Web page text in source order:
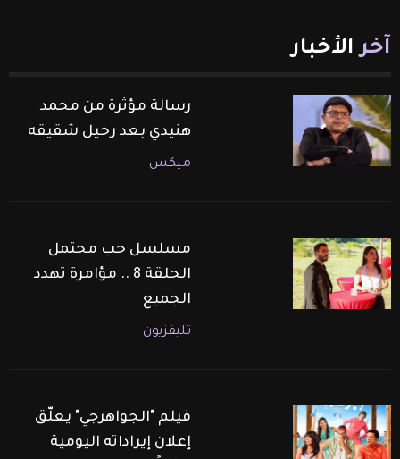
آخر الأخبار
رسالة مؤثرة من محمد
هنيدي بعد رحيل شقيقه
ميكس
مسلسل حب محتمل
الحلقة 8 .. مؤامرة تهدد
الجميع
تليفزيون
فيلم "الجواهرجي" يعلّق
إعلان إيراداته اليومية